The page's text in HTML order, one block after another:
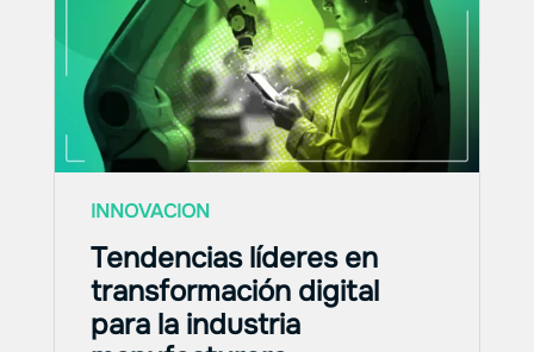
INNOVACION
Tendencias líderes en
transformación digital
para la industria